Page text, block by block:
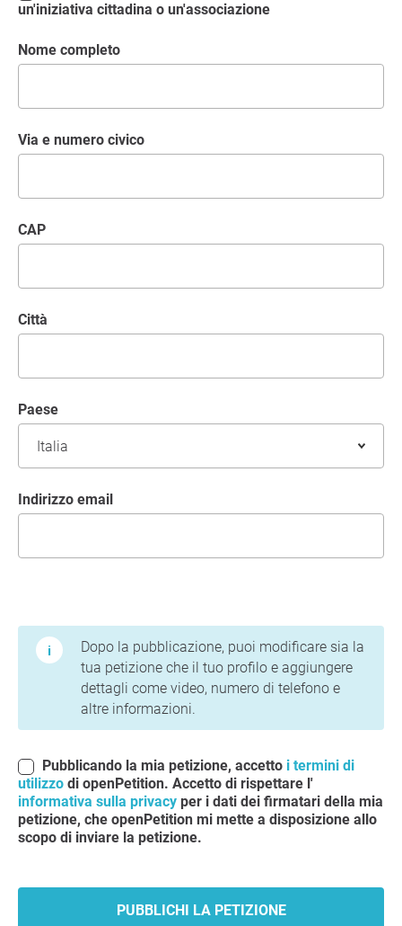
un'iniziativa cittadina o un'associazione
Nome completo
Via e numero civico
CAP
Città
Paese
Indirizzo email
Dopo la pubblicazione, puoi modificare sia la
tua petizione che il tuo profilo e aggiungere
dettagli come video, numero di telefono e
altre informazioni.
Pubblicando la mia petizione, accetto i termini di
utilizzo di openPetition. Accetto di rispettare l'
informativa sulla privacy per i dati dei firmatari della mia
petizione, che openPetition mi mette a disposizione allo
scopo di inviare la petizione.
PUBBLICHI LA PETIZIONE